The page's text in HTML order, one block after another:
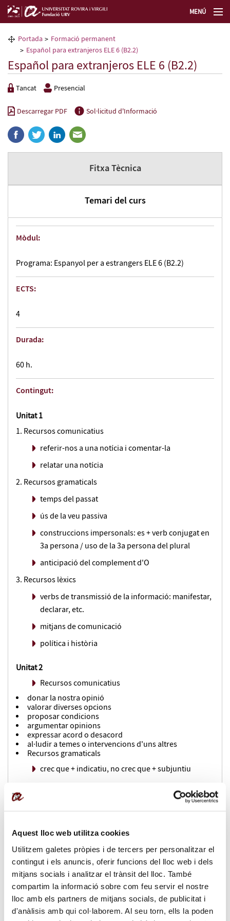
Aquest lloc web utilitza cookies
Utilitzem galetes pròpies i de tercers per personalitzar el
contingut i els anuncis, oferir funcions del lloc web i dels
mitjans socials i analitzar el trànsit del lloc. També
compartim la informació sobre com feu servir el nostre
lloc amb els partners de mitjans socials, de publicitat i
d'anàlisis amb qui col·laborem. Al seu torn, ells la poden
MENÚ
La Fundació URV
Formació permanent
Transferència de tecnologia
Seleccioneu idioma
Portada
Formació permanent
Español para extranjeros ELE 6 (B2.2)
Español para extranjeros ELE 6 (B2.2)
Tancat Presencial
Descarregar PDF Sol·licitud d'Informació
Fitxa Tècnica
Temari del curs
Mòdul:
Programa: Espanyol per a estrangers ELE 6 (B2.2)
ECTS:
4
Durada:
60 h.
Contingut:
Unitat 1
Recursos comunicatius
referir-nos a una notícia i comentar-la
relatar una notícia
Recursos gramaticals
temps del passat
ús de la veu passiva
construccions impersonals: es + verb conjugat en
3a persona / uso de la 3a persona del plural
anticipació del complement d'O
Recursos lèxics
verbs de transmissió de la informació: manifestar,
declarar, etc.
mitjans de comunicació
política i història
Unitat 2
Recursos comunicatius
donar la nostra opinió
valorar diverses opcions
proposar condicions
argumentar opinions
expressar acord o desacord
al·ludir a temes o intervencions d'uns altres
Recursos gramaticals
crec que + indicatiu, no crec que + subjuntiu
per això de...
en primer / segon / ... lloc, finalment.
Recursos lèxics
vocabulari per a parlar de l'oci i del turisme i de les
característiques de les ciutats i pobles
Unitat 3